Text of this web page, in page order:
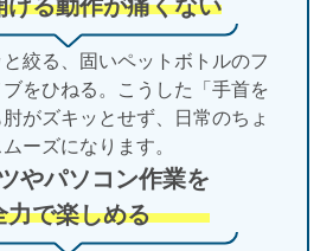
ける動作が痛くない
絞る、固いペットボトルのフ
をひねる。こうした「手首を
がズキッとせず、日常のちょ
ーズになります。
やパソコン作業を
力で楽しめる